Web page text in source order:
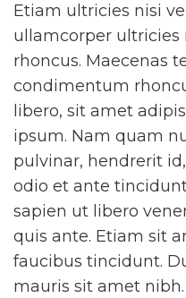
Etiam ultricies nisi
ullamcorper ultricies
rhoncus. Maecenas
condimentum
libero, sit amet
ipsum. Nam quam
pulvinar, hendrerit
odio et ante
sapien ut libero
quis ante. Etiam sit
faucibus tincidunt.
mauris sit amet